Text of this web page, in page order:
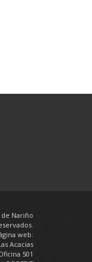
Nariño
web:
Acacias
501